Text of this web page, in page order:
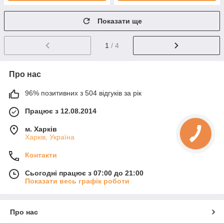
Показати ще
1 / 4
Про нас
96% позитивних з 504 відгуків за рік
Працює з 12.08.2014
м. Харків
Харків, Україна
Контакти
Сьогодні працює з 07:00 до 21:00
Показати весь графік роботи
Про нас